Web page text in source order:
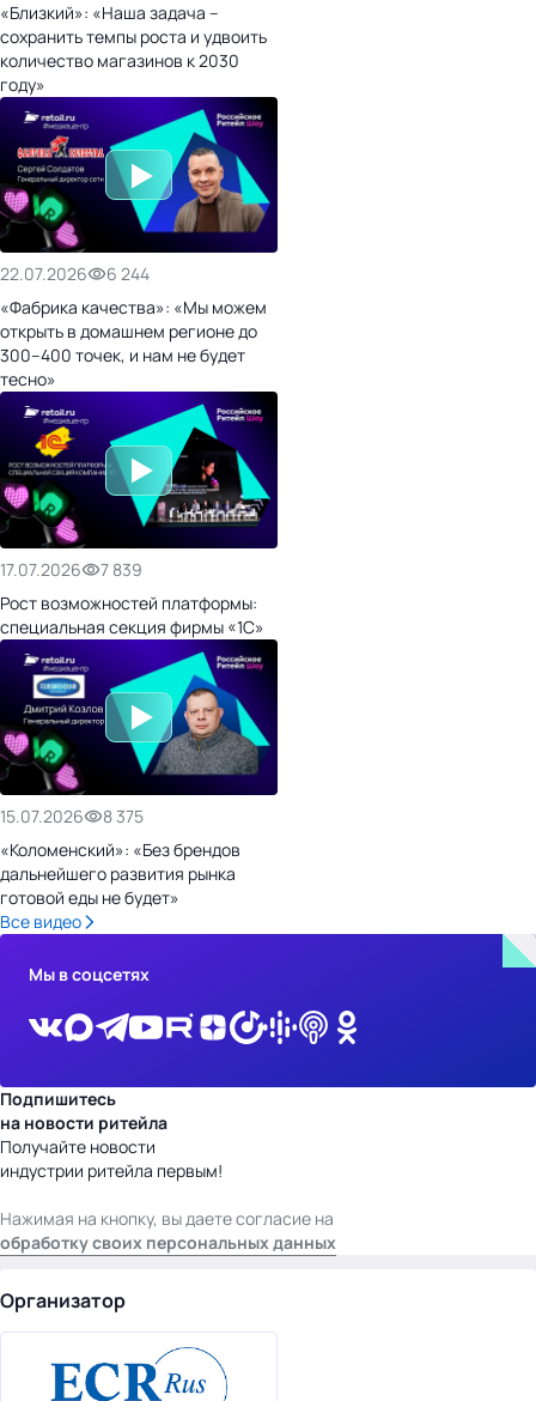
«Близкий»: «Наша задача –
сохранить темпы роста и удвоить
количество магазинов к 2030
году»
22.07.2026
6 244
«Фабрика качества»: «Мы можем
открыть в домашнем регионе до
300–400 точек, и нам не будет
тесно»
17.07.2026
7 839
Рост возможностей платформы:
специальная секция фирмы «1С»
15.07.2026
8 375
«Коломенский»: «Без брендов
дальнейшего развития рынка
готовой еды не будет»
Все видео
Мы в соцсетях
Подпишитесь
на новости ритейла
Получайте новости
индустрии ритейла первым!
Нажимая на кнопку, вы даете согласие на
обработку своих персональных данных
Организатор